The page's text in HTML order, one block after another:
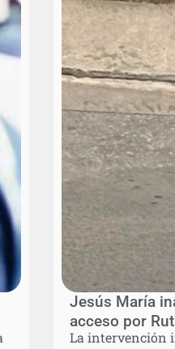
Jesús María
acceso por
La intervención